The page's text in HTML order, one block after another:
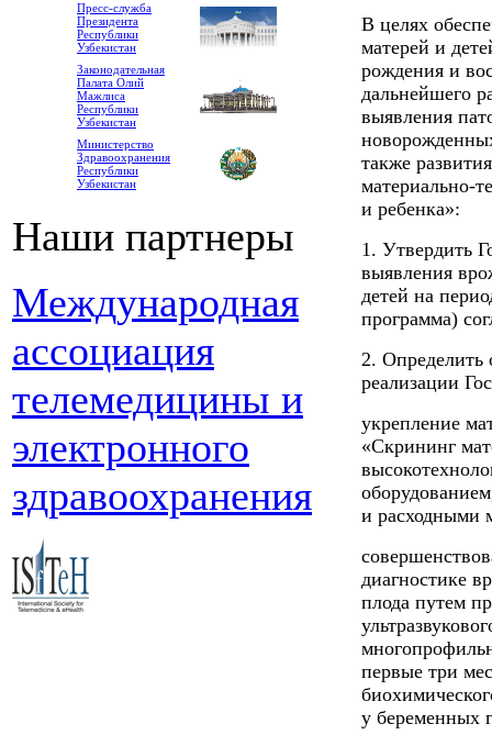
Пресс-служба
Президента
Республики
Узбекистан
Законодательная
Палата Олий
Мажлиса
Республики
Узбекистан
Министерство
Здравоохранения
Республики
Узбекистан
Наши партнеры
Международная
ассоциация
телемедицины и
электронного
здравоохранения
В целях
матерей и
рождения и
дальнейшего
выявления
также
материально-
и ребенка»:
1. Утвердить
выявления
детей на
программа)
2.
реализации
укрепление
«Скрининг
и расходными
диагностике
плода путем
первые три
у беременных